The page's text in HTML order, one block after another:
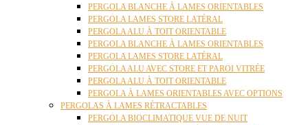
PERGOLA BLANCHE À LAMES ORIENTABLES
PERGOLA LAMES STORE LATÉRAL
PERGOLA ALU À TOIT ORIENTABLE
PERGOLA BLANCHE À LAMES ORIENTABLES
PERGOLA LAMES STORE LATÉRAL
PERGOLA ALU AVEC STORE ET PAROI VITRÉE
PERGOLA ALU À TOIT ORIENTABLE
PERGOLA À LAMES ORIENTABLES AVEC OPTIONS
PERGOLAS À LAMES RÉTRACTABLES
PERGOLA BIOCLIMATIQUE VUE DE NUIT